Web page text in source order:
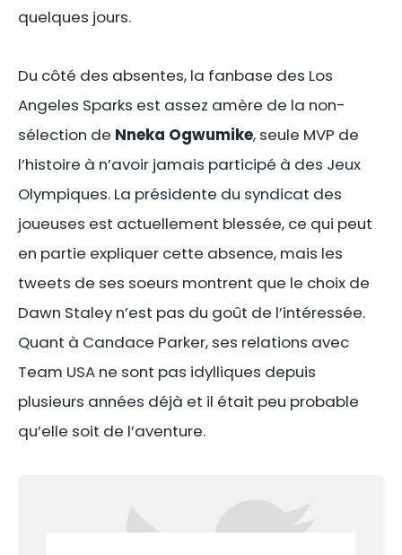
quelques jours.
Du côté des absentes, la fanbase des Los
Angeles Sparks est assez amère de la non-
sélection de Nneka Ogwumike, seule MVP de
l’histoire à n’avoir jamais participé à des Jeux
Olympiques. La présidente du syndicat des
joueuses est actuellement blessée, ce qui peut
en partie expliquer cette absence, mais les
tweets de ses soeurs montrent que le choix de
Dawn Staley n’est pas du goût de l’intéressée.
Quant à Candace Parker, ses relations avec
Team USA ne sont pas idylliques depuis
plusieurs années déjà et il était peu probable
qu’elle soit de l’aventure.